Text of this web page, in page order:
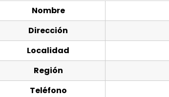
Nombre
Dirección
Localidad
Región
Teléfono